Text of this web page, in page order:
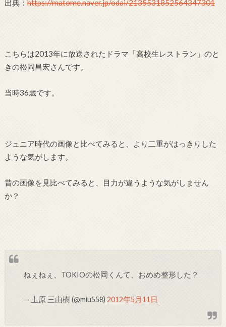
出典： https://matome.naver.jp/odai/2135531852564347301
こちらは2013年に放送されたドラマ「高校生レストラン」のと
きの松岡昌宏さんです。
当時36歳です。
ジュニア時代の画像と比べてみると、より二重がはっきりした
ような気がします。
昔の画像を見比べてみると、目力が違うような気がしません
か？
ねぇねぇ、TOKIOの松岡くんて、おめめ整形した？
— 上原 三由樹 (@miu558)2012年5月11日